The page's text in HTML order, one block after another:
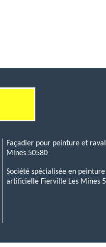
Façadier pour peinture et
Mines 50580
Société spécialisée en
artificielle Fierville Les Mines